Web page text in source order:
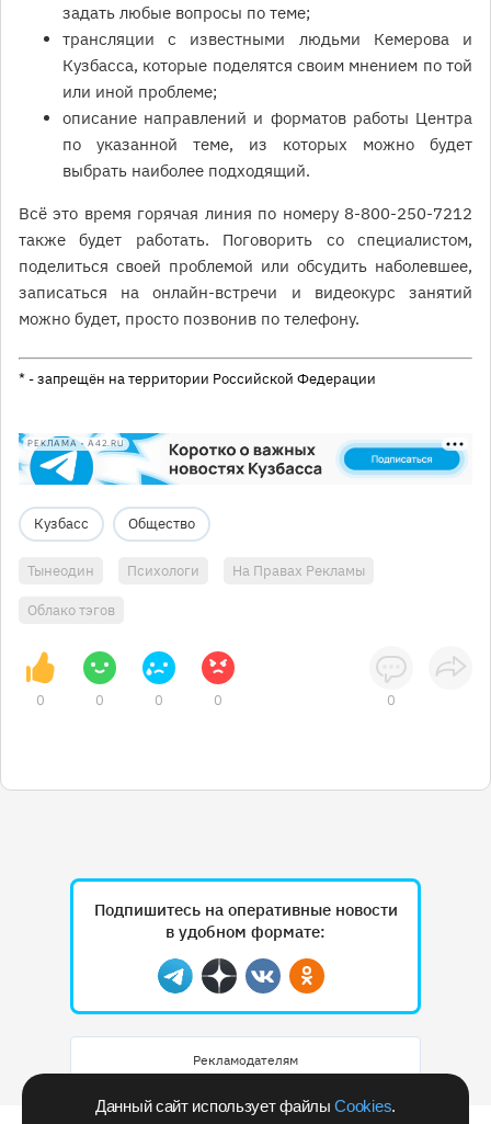
Данный сайт использует файлыCookies.
задать любые вопросы по теме;
трансляции с известными людьми Кемерова и
Кузбасса, которые поделятся своим мнением по той
или иной проблеме;
описание направлений и форматов работы Центра
по указанной теме, из которых можно будет
выбрать наиболее подходящий.
Всё это время горячая линия по номеру 8-800-250-7212
также будет работать. Поговорить со специалистом,
поделиться своей проблемой или обсудить наболевшее,
записаться на онлайн-встречи и видеокурс занятий
можно будет, просто позвонив по телефону.
* - запрещён на территории Российской Федерации
РЕКЛАМА • A42.RU
Кузбасс Общество
Тынеодин Психологи На Правах Рекламы
Облако тэгов
0 0 0 0 0
Подпишитесь на оперативные новости
в удобном формате:
Telegram
ДзенВконтактеОдноклассники
Рекламодателям